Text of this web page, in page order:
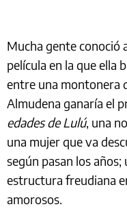
Mucha gente conoció
película en la que ella
entre una montonera
Almudena ganaría el
edades de Lulú, una
una mujer que va
según pasan los
estructura freudiana
amorosos.